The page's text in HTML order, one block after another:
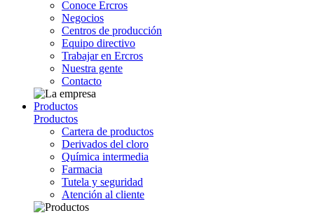
Conoce Ercros
Negocios
Centros de producción
Equipo directivo
Trabajar en Ercros
Nuestra gente
Contacto
Productos
Productos
Cartera de productos
Derivados del cloro
Química intermedia
Farmacia
Tutela y seguridad
Atención al cliente